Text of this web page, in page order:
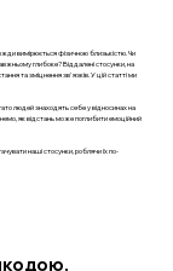
вимірюється фізичною близькістю. Чи
глибоке? Віддалені стосунки, на
та зміцнення зв'язків. У цій статті ми
людей знаходять себе у відносинах на
як відстань може поглибити емоційний
наші стосунки, роблячи їх по-